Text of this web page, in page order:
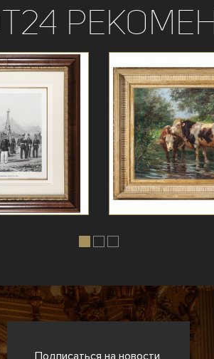
Подписаться на новости,